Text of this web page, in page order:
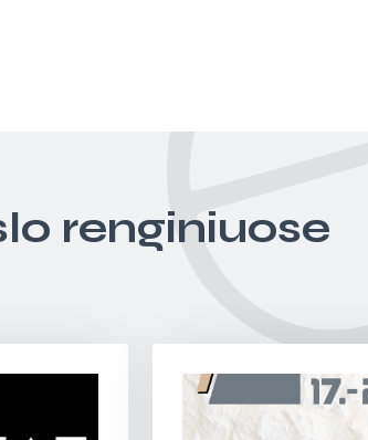
renginiuose